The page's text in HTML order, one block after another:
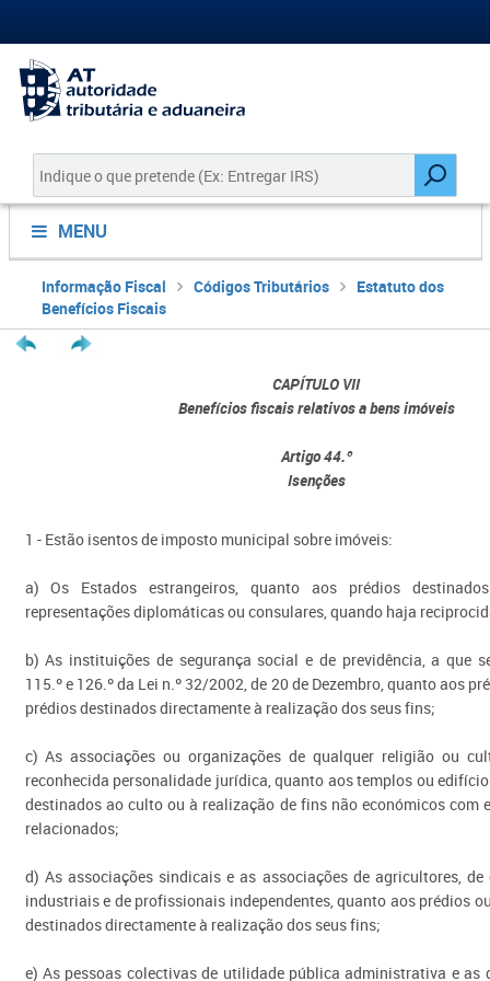
MENU
Informação Fiscal Códigos Tributários
Estatuto dos
Benefícios Fiscais
CAPÍTULO VII
Benefícios fiscais relativos a bens imóveis
Artigo 44.º
Isenções
1 - Estão isentos de imposto municipal sobre imóveis:
a) Os Estados estrangeiros, quanto aos prédios
representações diplomáticas ou consulares, quando haja
b) As instituições de segurança social e de previdência, a que
115.º e 126.º da Lei n.º 32/2002, de 20 de Dezembro, quanto aos
prédios destinados directamente à realização dos seus fins;
c) As associações ou organizações de qualquer religião ou
reconhecida personalidade jurídica, quanto aos templos ou
destinados ao culto ou à realização de fins não económicos com
relacionados;
d) As associações sindicais e as associações de agricultores, de
industriais e de profissionais independentes, quanto aos prédios
destinados directamente à realização dos seus fins;
e) As pessoas colectivas de utilidade pública administrativa e as